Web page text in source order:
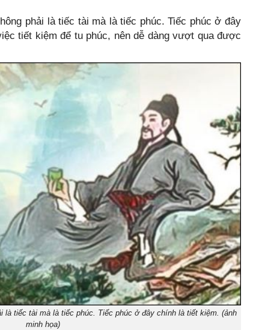
phải là tiếc tài mà là tiếc phúc. Tiếc phúc ở đây
tiết kiệm để tu phúc, nên dễ dàng vượt qua được
là tiếc tài mà là tiếc phúc. Tiếc phúc ở đây chính là tiết kiệm. (ảnh
minh họa)